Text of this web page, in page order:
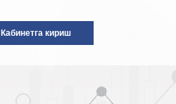
Кабинетга кириш